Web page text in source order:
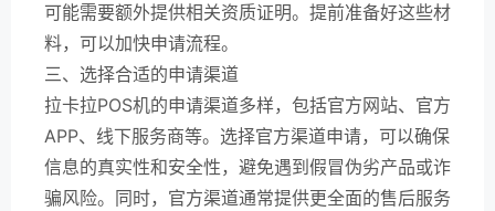
可能需要额外提供相关资质证明。提前准备好这些材
料，可以加快申请流程。
三、选择合适的申请渠道
拉卡拉POS机的申请渠道多样，包括官方网站、官方
APP、线下服务商等。选择官方渠道申请，可以确保
信息的真实性和安全性，避免遇到假冒伪劣产品或诈
骗风险。同时，官方渠道通常提供更全面的售后服务